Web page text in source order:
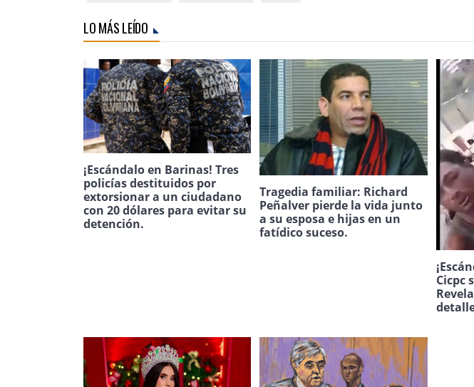
LO MÁS LEÍDO
¡Escándalo en Barinas! Tres
policías destituidos por
extorsionar a un ciudadano
con 20 dólares para evitar su
detención.
Tragedia familiar: Richard
Peñalver pierde la vida junto
a su esposa e hijas en un
fatídico suceso.
Cicpc